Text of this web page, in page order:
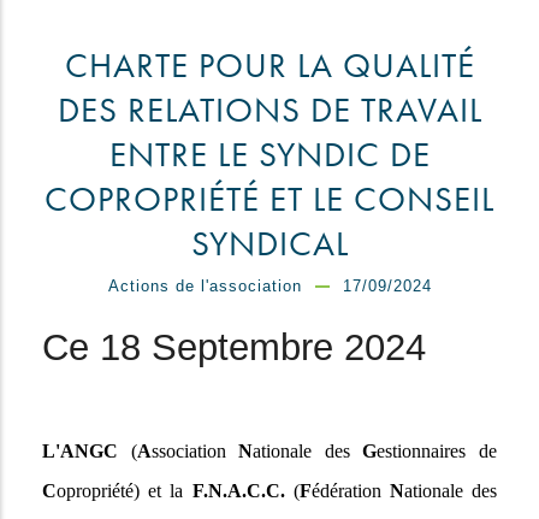
CHARTE POUR LA QUALITÉ
DES RELATIONS DE TRAVAIL
ENTRE LE SYNDIC DE
COPROPRIÉTÉ ET LE CONSEIL
SYNDICAL
Actions de l'association 17/09/2024
Ce 18 Septembre 2024
L'ANGC (AssociationNationale desGestionnaires de
Copropriété) et la F.N.A.C.C.(Fédération Nationale des